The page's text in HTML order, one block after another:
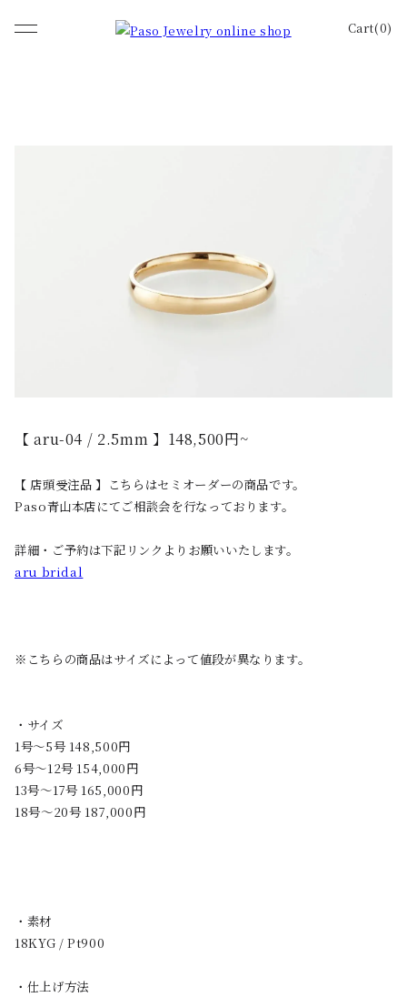
Cart(0)
【 aru-04 / 2.5mm 】148,500円~
【 店頭受注品 】こちらはセミオーダーの商品です。
Paso青山本店にてご相談会を行なっております。
詳細・ご予約は下記リンクよりお願いいたします。
aru bridal
※こちらの商品はサイズによって値段が異なります。
・サイズ
1号〜5号 148,500円
6号〜12号 154,000円
13号〜17号 165,000円
18号〜20号 187,000円
・素材
18KYG / Pt900
・仕上げ方法